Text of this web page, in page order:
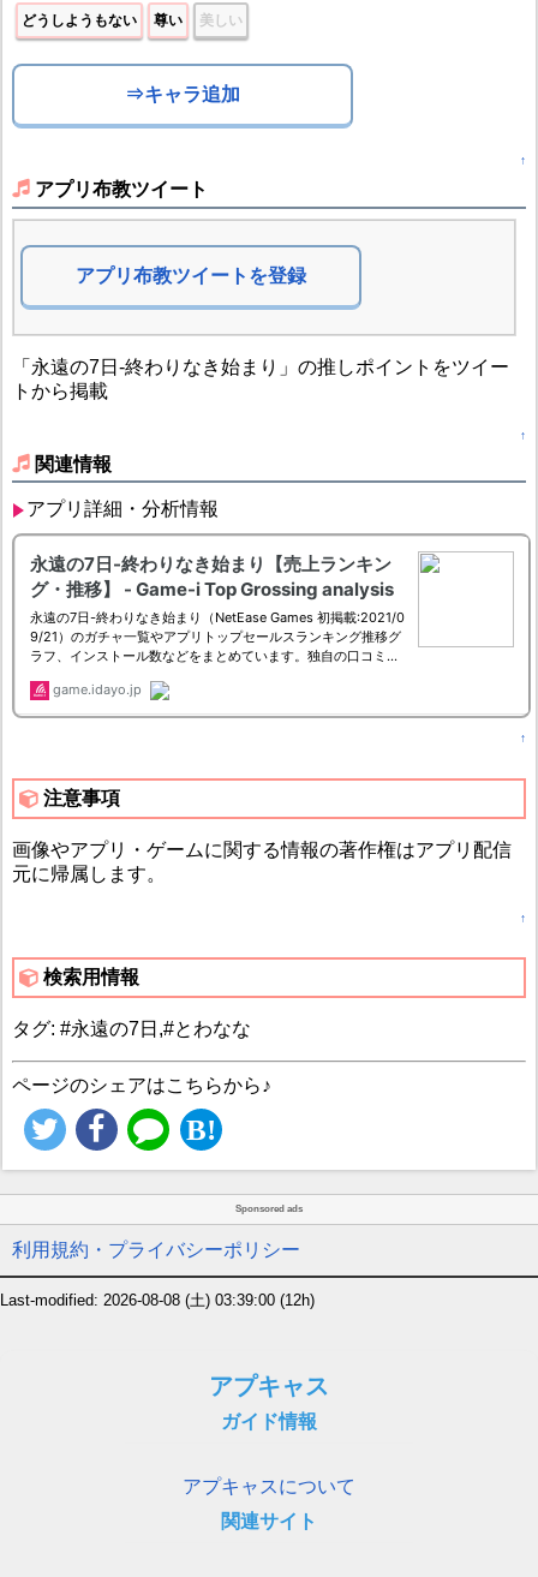
どうしようもない 尊い 美しい
⇒キャラ追加
↑
アプリ布教ツイート
アプリ布教ツイートを登録
「永遠の7日-終わりなき始まり」の推しポイントをツイー
トから掲載
↑
関連情報
アプリ詳細・分析情報
↑
注意事項
画像やアプリ・ゲームに関する情報の著作権はアプリ配信
元に帰属します。
↑
検索用情報
タグ: #永遠の7日,#とわなな
ページのシェアはこちらから♪
Sponsored ads
利用規約・プライバシーポリシー
Last-modified: 2026-08-08 (土) 03:39:00 (12h)
アプキャス
ガイド情報
アプキャスについて
関連サイト